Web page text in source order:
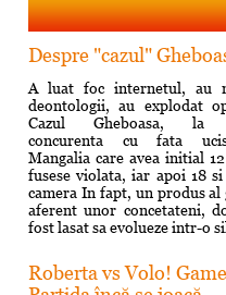
Despre "cazul"
A luat foc internetul, au
deontologii, au explodat
Cazul Gheboasa, la
concurenta cu fata
Mangalia care avea initial
fusese violata, iar apoi 18 si
camera In fapt, un produs
aferent unor concetateni,
fost lasat sa evolueze intr-o
Roberta vs Volo!